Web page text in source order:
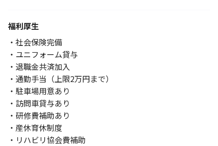
福利厚生
・社会保険完備
・ユニフォーム貸与
・退職金共済加入
・通勤手当（上限2万円まで）
・駐車場用意あり
・訪問車貸与あり
・研修費補助あり
・産休育休制度
・リハビリ協会費補助